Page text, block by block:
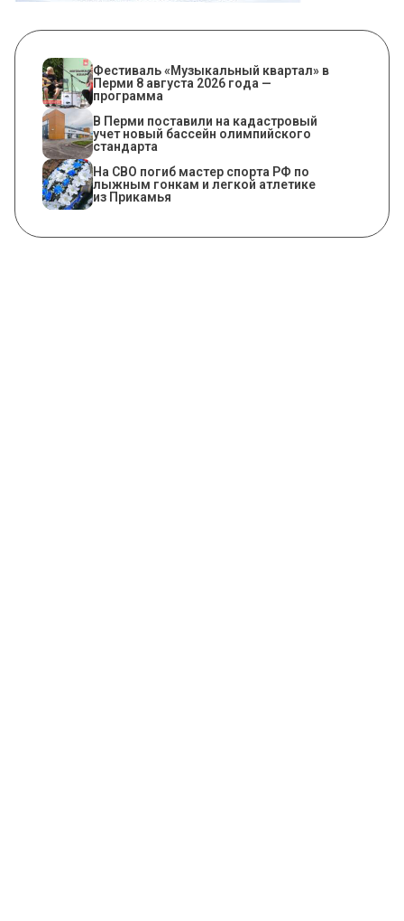
Фестиваль «Музыкальный квартал» в
Перми 8 августа 2026 года —
программа
В Перми поставили на кадастровый
учет новый бассейн олимпийского
стандарта
На СВО погиб мастер спорта РФ по
лыжным гонкам и легкой атлетике
из Прикамья